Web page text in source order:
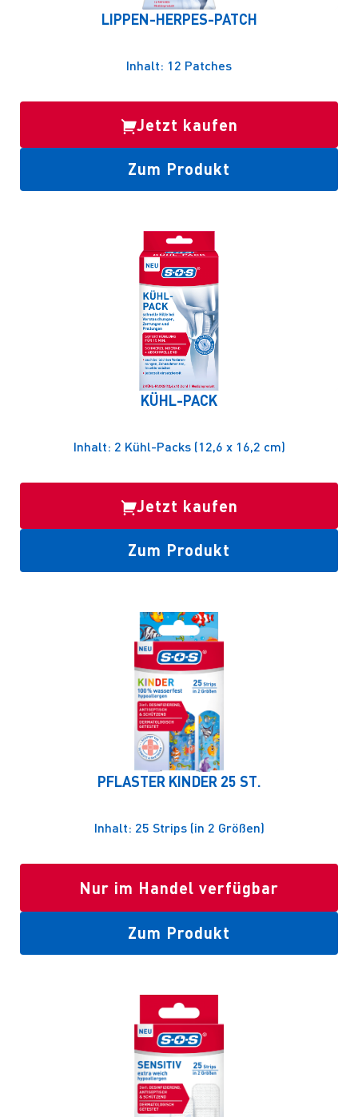
LIPPEN-HERPES-PATCH
Inhalt: 12 Patches
Jetzt kaufen
Zum Produkt
KÜHL-PACK
Inhalt: 2 Kühl-Packs (12,6 x 16,2 cm)
Jetzt kaufen
Zum Produkt
PFLASTER KINDER 25 ST.
Inhalt: 25 Strips (in 2 Größen)
Nur im Handel verfügbar
Zum Produkt